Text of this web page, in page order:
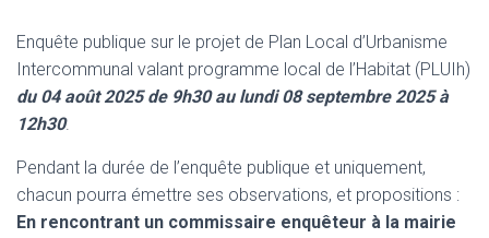
Enquête publique sur le projet de Plan Local d’Urbanisme
Intercommunal valant programme local de l’Habitat (PLUIh)
du 04 août 2025 de 9h30 au lundi 08 septembre 2025 à
12h30.
Pendant la durée de l’enquête publique et uniquement,
chacun pourra émettre ses observations, et propositions :
En rencontrant un commissaire enquêteur à la mairie